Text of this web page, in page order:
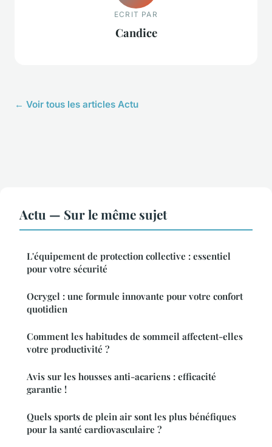
ECRIT PAR
Candice
← Voir tous les articles Actu
Actu — Sur le même sujet
L'équipement de protection collective : essentiel
pour votre sécurité
Ocrygel : une formule innovante pour votre confort
quotidien
Comment les habitudes de sommeil affectent-elles
votre productivité ?
Avis sur les housses anti-acariens : efficacité
garantie !
Quels sports de plein air sont les plus bénéfiques
pour la santé cardiovasculaire ?